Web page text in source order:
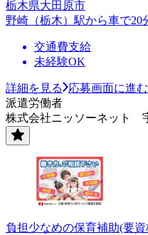
栃木県大田原市
野崎（栃木）駅から車で20
交通費支給
未経験OK
詳細を見る
応募画面に進む
派遣労働者
株式会社ニッソーネット
負担少なめの保育補助(要